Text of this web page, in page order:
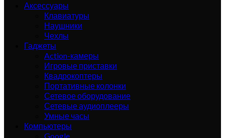
Аксессуары
Клавиатуры
Наушники
Чехлы
Гаджеты
Action-камеры
Игровые приставки
Квадрокоптеры
Портативные колонки
Сетевое оборудование
Сетевые аудиоплееры
Умные часы
Компьютеры
Google